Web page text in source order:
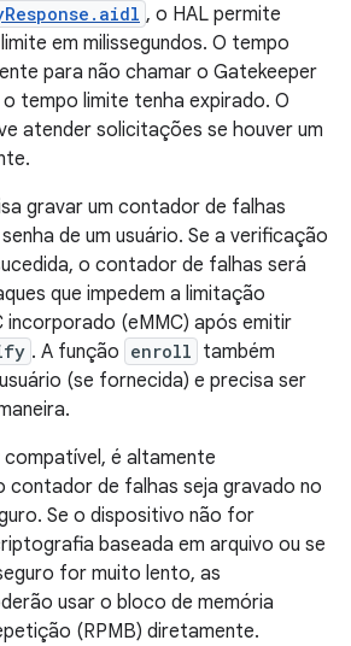
, o HAL permite
em milissegundos. O tempo
para não chamar o Gatekeeper
tempo limite tenha expirado. O
atender solicitações se houver um
gravar um contador de falhas
de um usuário. Se a verificação
o contador de falhas será
que impedem a limitação
incorporado (eMMC) após emitir
. A função enroll também
(se fornecida) e precisa ser
é altamente
contador de falhas seja gravado no
Se o dispositivo não for
baseada em arquivo ou se
for muito lento, as
usar o bloco de memória
(RPMB) diretamente.